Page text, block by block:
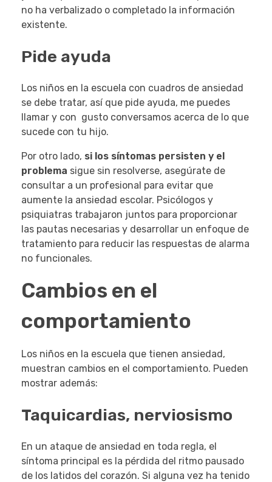
no ha verbalizado o completado la información
existente.
Pide ayuda
Los niños en la escuela con cuadros de ansiedad
se debe tratar, así que pide ayuda, me puedes
llamar y con gusto conversamos acerca de lo que
sucede con tu hijo.
Por otro lado, si los síntomas persisten y el
problema sigue sin resolverse, asegúrate de
consultar a un profesional para evitar que
aumente la ansiedad escolar. Psicólogos y
psiquiatras trabajaron juntos para proporcionar
las pautas necesarias y desarrollar un enfoque de
tratamiento para reducir las respuestas de alarma
no funcionales.
Cambios en el
comportamiento
Los niños en la escuela que tienen ansiedad,
muestran cambios en el comportamiento. Pueden
mostrar además:
Taquicardias, nerviosismo
En un ataque de ansiedad en toda regla, el
síntoma principal es la pérdida del ritmo pausado
de los latidos del corazón. Si alguna vez ha tenido